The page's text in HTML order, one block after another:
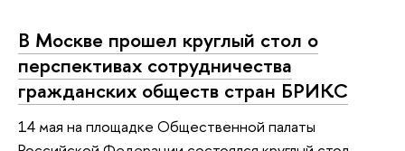
В Москве прошел круглый стол о
перспективах сотрудничества
гражданских обществ стран БРИКС
14 мая на площадке Общественной палаты